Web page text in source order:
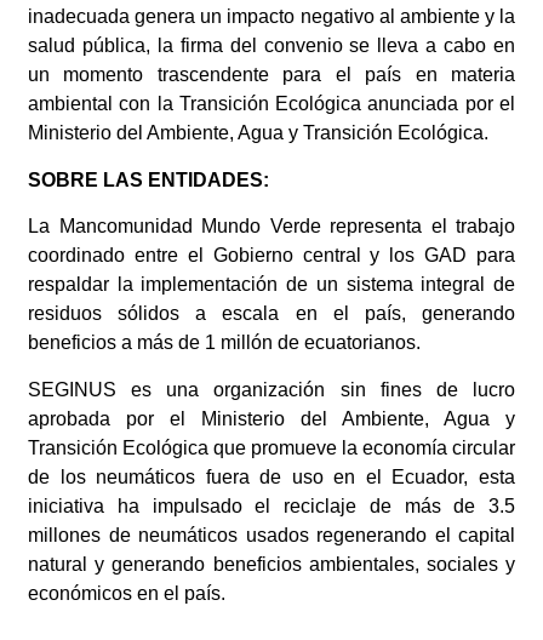
inadecuada genera un impacto negativo al ambiente y la
salud pública, la firma del convenio se lleva a cabo en
un momento trascendente para el país en materia
ambiental con la Transición Ecológica anunciada por el
Ministerio del Ambiente, Agua y Transición Ecológica.
SOBRE LAS ENTIDADES:
La Mancomunidad Mundo Verde representa el trabajo
coordinado entre el Gobierno central y los GAD para
respaldar la implementación de un sistema integral de
residuos sólidos a escala en el país, generando
beneficios a más de 1 millón de ecuatorianos.
SEGINUS es una organización sin fines de lucro
aprobada por el Ministerio del Ambiente, Agua y
Transición Ecológica que promueve la economía circular
de los neumáticos fuera de uso en el Ecuador, esta
iniciativa ha impulsado el reciclaje de más de 3.5
millones de neumáticos usados regenerando el capital
natural y generando beneficios ambientales, sociales y
económicos en el país.